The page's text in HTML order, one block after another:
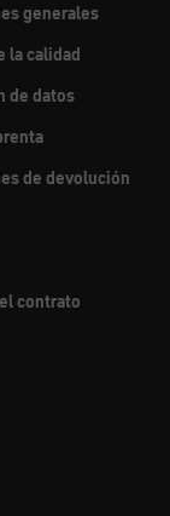
generales
la calidad
de datos
de devolución
contrato